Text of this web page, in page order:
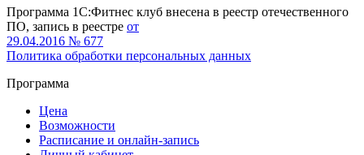
Программа 1С:Фитнес клуб внесена в реестр отечественного
ПО, запись в реестре от
29.04.2016 № 677
Политика обработки персональных данных
Программа
Цена
Возможности
Расписание и онлайн-запись